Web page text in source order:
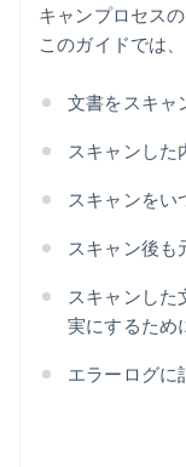
キャンプロセス
このガイドでは
文書をスキャ
スキャンした
スキャンをい
スキャン後も
スキャンした
実にするため
エラーログに